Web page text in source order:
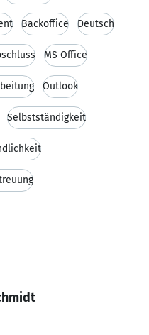
Backoffice Deutsch
MS Office
Outlook
Selbstständigkeit